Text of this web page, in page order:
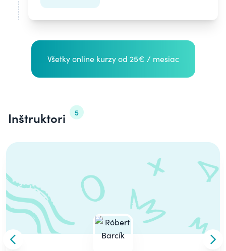
Všetky online kurzy od 25€ / mesiac
Inštruktori 5
Carousel
Skip to previous slide